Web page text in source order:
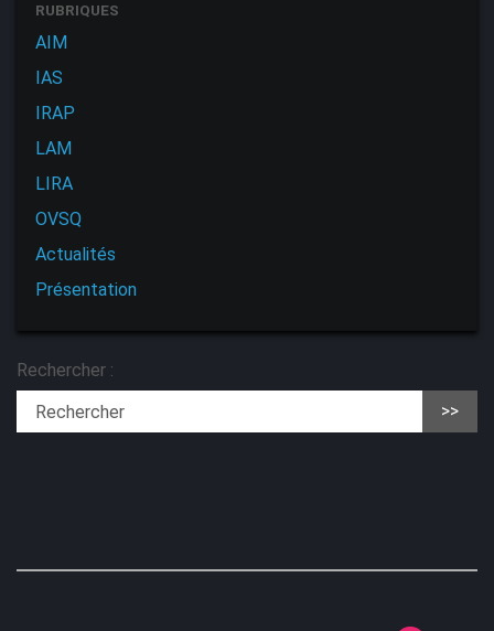
RUBRIQUES
AIM
IAS
IRAP
LAM
LIRA
OVSQ
Actualités
Présentation
Rechercher :
>>